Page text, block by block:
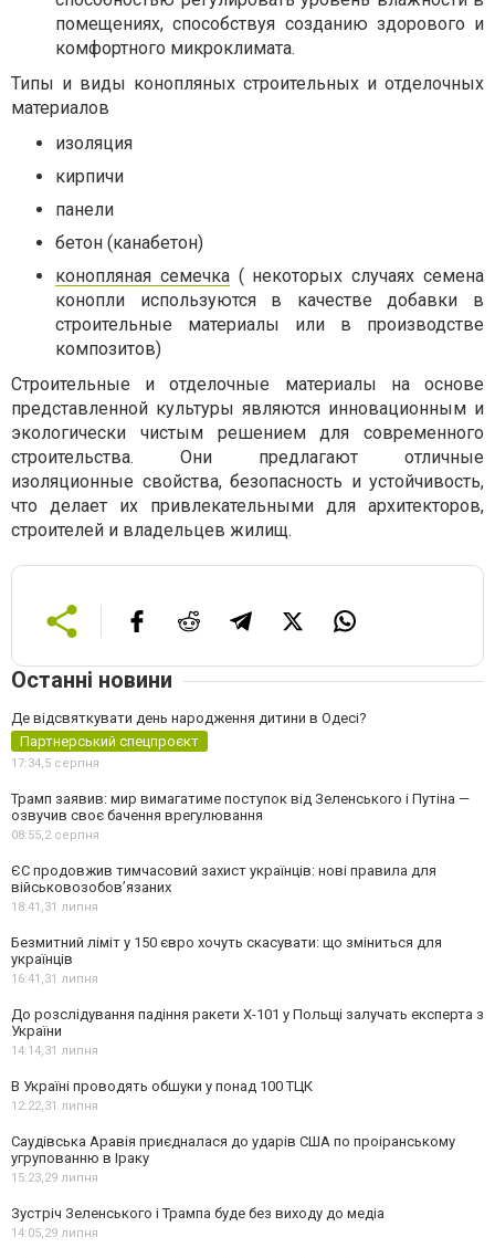
помещениях, способствуя созданию здорового и
комфортного микроклимата.
Типы и виды конопляных строительных и отделочных
материалов
изоляция
кирпичи
панели
бетон (канабетон)
конопляная семечка( некоторых случаях семена
конопли используются в качестве добавки в
строительные материалы или в производстве
композитов)
Строительные и отделочные материалы на основе
представленной культуры являются инновационным и
экологически чистым решением для современного
строительства. Они предлагают отличные
изоляционные свойства, безопасность и устойчивость,
что делает их привлекательными для архитекторов,
строителей и владельцев жилищ.
Останні новини
Де відсвяткувати день народження дитини в Одесі?
Партнерський спецпроєкт
17:34,5 серпня
Трамп заявив: мир вимагатиме поступок від Зеленського і Путіна —
озвучив своє бачення врегулювання
08:55,2 серпня
ЄС продовжив тимчасовий захист українців: нові правила для
військовозобов’язаних
18:41,31 липня
Безмитний ліміт у 150 євро хочуть скасувати: що зміниться для
українців
16:41,31 липня
До розслідування падіння ракети Х-101 у Польщі залучать експерта з
України
14:14,31 липня
В Україні проводять обшуки у понад 100 ТЦК
12:22,31 липня
Саудівська Аравія приєдналася до ударів США по проіранському
угрупованню в Іраку
15:23,29 липня
Зустріч Зеленського і Трампа буде без виходу до медіа
14:05,29 липня